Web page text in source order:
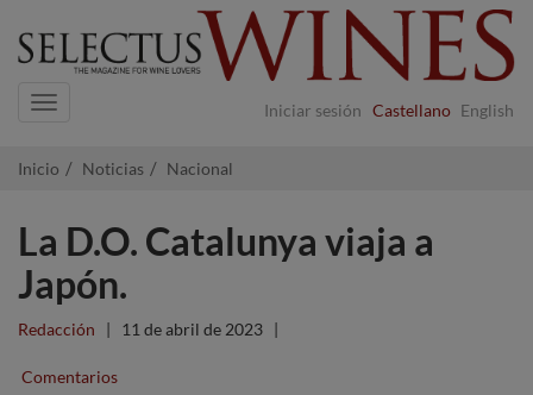
Iniciar sesión Castellano English
Navigation
Inicio Noticias Nacional
La D.O. Catalunya viaja a
Japón.
Redacción | 11 de abril de 2023 |
Comentarios